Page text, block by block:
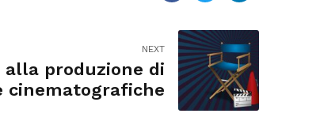
NEXT
alla produzione di
cinematografiche